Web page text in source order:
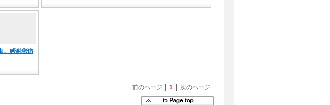
。感谢您访
前のページ 1 次のページ